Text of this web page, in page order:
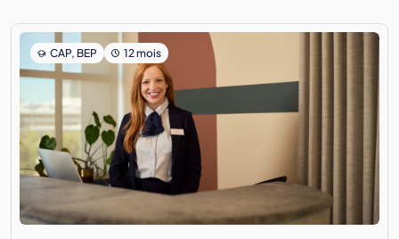
CAP, BEP 12 mois